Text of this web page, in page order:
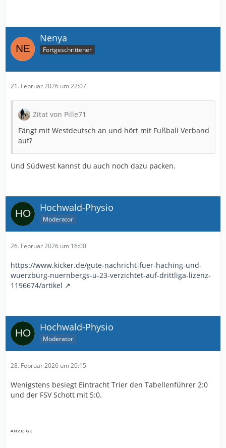
Nenya
Fortgeschrittener
21. Februar 2026 um 22:07
Zitat von Pille71
Fängt mit Westdeutsch an und hört mit Fußball Verband
auf?
Und Südwest kannst du auch noch dazu packen.
Hochwald-Physio
Moderator
26. Februar 2026 um 16:00
https://www.kicker.de/gute-nachricht-fuer-haching-und-
wuerzburg-nuernbergs-u-23-verzichtet-auf-drittliga-lizenz-
1196674/artikel
Hochwald-Physio
Moderator
28. Februar 2026 um 20:15
Wenigstens besiegt Eintracht Trier den Tabellenführer 2:0
und der FSV Schott mit 5:0.